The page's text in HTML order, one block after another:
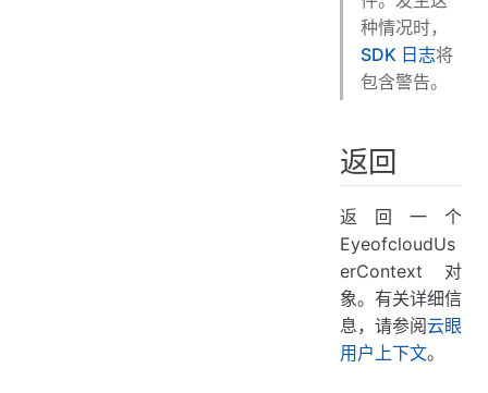
种情况时，
SDK 日志将
包含警告。
返回
返回一个
EyeofcloudUs
erContext 对
象。有关详细信
息，请参阅云眼
用户上下文。